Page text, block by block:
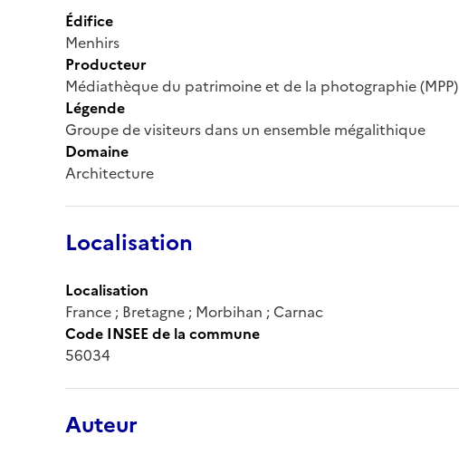
Édifice
Menhirs
Producteur
Médiathèque du patrimoine et de la photographie (MPP)
Légende
Groupe de visiteurs dans un ensemble mégalithique
Domaine
Architecture
Localisation
Localisation
France ; Bretagne ; Morbihan ; Carnac
Code INSEE de la commune
56034
Auteur